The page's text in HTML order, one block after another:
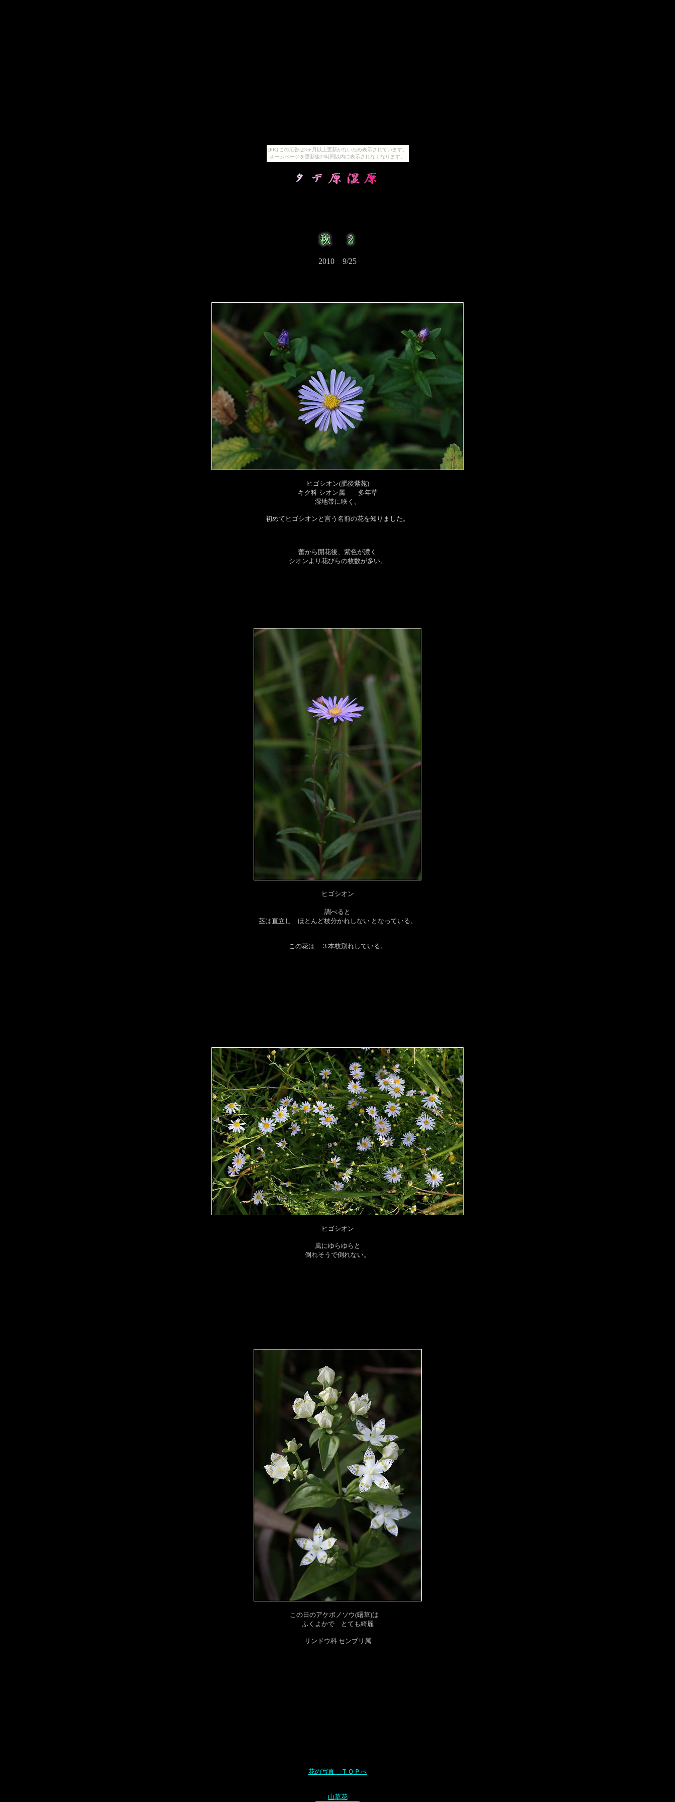
[PR] この広告は3ヶ月以上更新がないため表示されています。
ホームページを更新後24時間以内に表示されなくなります。
2010 9/25
ヒゴシオン(肥後紫苑)
キク科 シオン属 多年草
湿地帯に咲く。
初めてヒゴシオンと言う名前の花を知りました。
蕾から開花後、紫色が濃く
シオンより花びらの枚数が多い。
ヒゴシオン
調べると
茎は直立し ほとんど枝分かれしない となっている。
この花は ３本枝別れしている。
ヒゴシオン
風にゆらゆらと
倒れそうで倒れない。
この日のアケボノソウ(曙草)は
ふくよかで とても綺麗
リンドウ科 センブリ属
花の写真 ＴＯＰへ
山草花